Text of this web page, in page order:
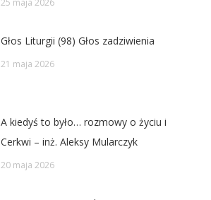
25 maja 2026
Głos Liturgii (98) Głos zadziwienia
21 maja 2026
A kiedyś to było… rozmowy o życiu i
Cerkwi – inż. Aleksy Mularczyk
20 maja 2026